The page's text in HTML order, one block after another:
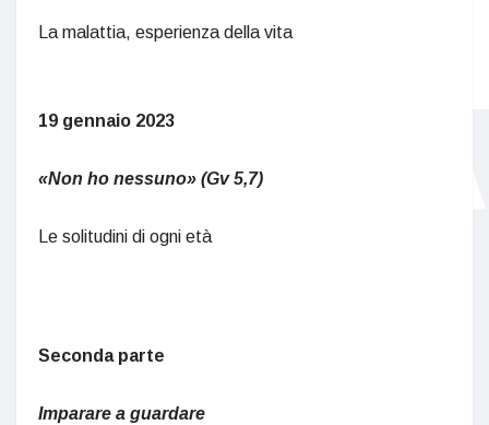
La malattia, esperienza della vita
19 gennaio 2023
«Non ho nessuno» (Gv 5,7)
Le solitudini di ogni età
Seconda parte
Imparare a guardare